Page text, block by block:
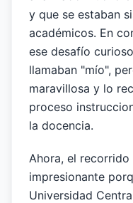
y que se estaban
académicos. En
ese desafío
llamaban "mío",
maravillosa y lo
proceso
la docencia.
Ahora, el
impresionante
Universidad